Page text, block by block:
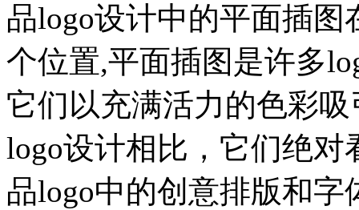
品logo设计中的平面插
个位置,平面插图是许多
它们以充满活力的色彩
logo设计相比，它们绝
品logo中的创意排版和